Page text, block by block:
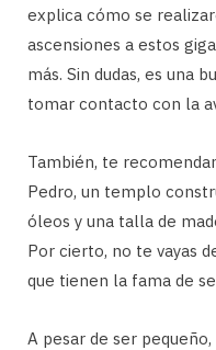
explica cómo se
ascensiones a estos
más. Sin dudas, es una
tomar contacto con la
También, te
Pedro, un templo
óleos y una talla de
Por cierto, no te vayas
que tienen la fama de
A pesar de ser